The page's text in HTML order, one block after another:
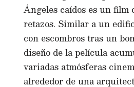
Ángeles caídos es un film
retazos. Similar a un
con escombros tras un
diseño de la película
variadas atmósferas
alrededor de una